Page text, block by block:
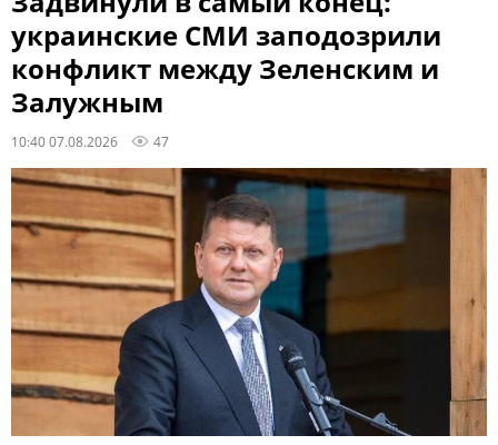
украинские СМИ заподозрили
конфликт между Зеленским и
Залужным
10:40 07.08.2026 47